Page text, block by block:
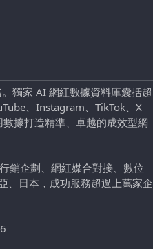
獨家 AI 網紅數據資料庫囊括超
、Instagram、TikTok、X
據打造精準、卓越的成效型網
銷企劃、網紅媒合對接、數位
、日本，成功服務超過上萬家企